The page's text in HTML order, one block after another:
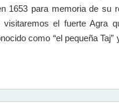
1653 para memoria de
el fuerte Agra
como “el pequeña